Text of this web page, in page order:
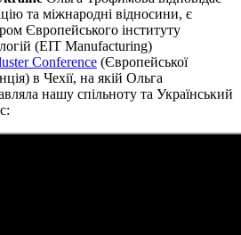
та міжнародні відносини, є
Європейського інституту
(EIT Manufacturing)
Conference (Європейської
в Чехії, на якій Ольга
нашу спільноту та Український